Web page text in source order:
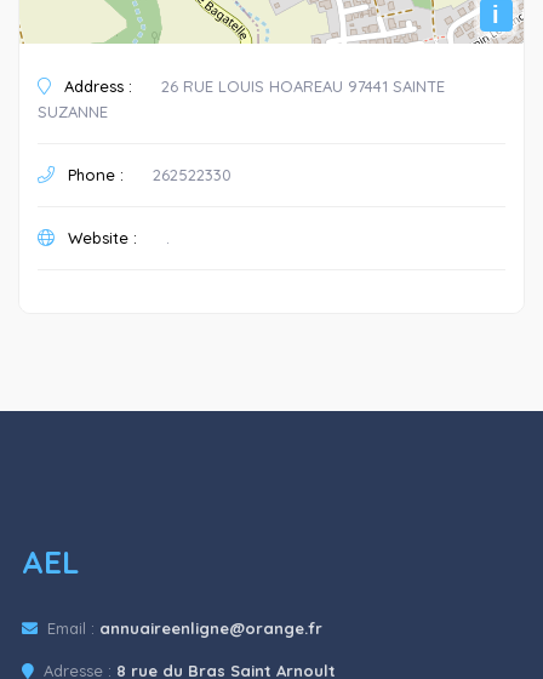
i
Address :
26 RUE LOUIS HOAREAU 97441 SAINTE
SUZANNE
Phone : 262522330
Website :
AEL
Email : annuaireenligne@orange.fr
Adresse : 8 rue du Bras Saint Arnoult